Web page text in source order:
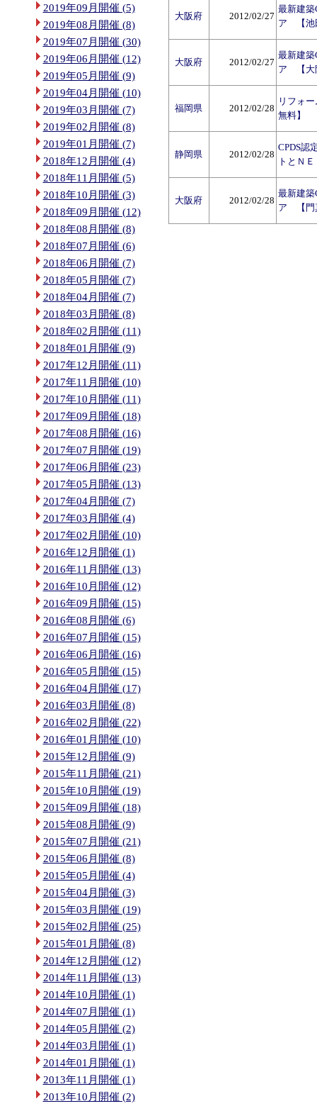
2019年09月開催 (5)
2019年08月開催 (8)
2019年07月開催 (30)
2019年06月開催 (12)
2019年05月開催 (9)
2019年04月開催 (10)
2019年03月開催 (7)
2019年02月開催 (8)
2019年01月開催 (7)
2018年12月開催 (4)
2018年11月開催 (5)
2018年10月開催 (3)
2018年09月開催 (12)
2018年08月開催 (8)
2018年07月開催 (6)
2018年06月開催 (7)
2018年05月開催 (7)
2018年04月開催 (7)
2018年03月開催 (8)
2018年02月開催 (11)
2018年01月開催 (9)
2017年12月開催 (11)
2017年11月開催 (10)
2017年10月開催 (11)
2017年09月開催 (18)
2017年08月開催 (16)
2017年07月開催 (19)
2017年06月開催 (23)
2017年05月開催 (13)
2017年04月開催 (7)
2017年03月開催 (4)
2017年02月開催 (10)
2016年12月開催 (1)
2016年11月開催 (13)
2016年10月開催 (12)
2016年09月開催 (15)
2016年08月開催 (6)
2016年07月開催 (15)
2016年06月開催 (16)
2016年05月開催 (15)
2016年04月開催 (17)
2016年03月開催 (8)
2016年02月開催 (22)
2016年01月開催 (10)
2015年12月開催 (9)
2015年11月開催 (21)
2015年10月開催 (19)
2015年09月開催 (18)
2015年08月開催 (9)
2015年07月開催 (21)
2015年06月開催 (8)
2015年05月開催 (4)
2015年04月開催 (3)
2015年03月開催 (19)
2015年02月開催 (25)
2015年01月開催 (8)
2014年12月開催 (12)
2014年11月開催 (13)
2014年10月開催 (1)
2014年07月開催 (1)
2014年05月開催 (2)
2014年03月開催 (1)
2014年01月開催 (1)
2013年11月開催 (1)
2013年10月開催 (2)
大阪府 2012/02/27
最新建
ア 【池
大阪府 2012/02/27
最新建
ア 【大
福岡県 2012/02/28
リフォ
無料】
静岡県 2012/02/28
CPDS認
トとＮ
大阪府 2012/02/28
最新建
ア 【門